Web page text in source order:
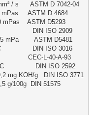
/ s      ASTM D 7042-04
ASTM D 4684
ASTM D5293
DIN ISO 2909
mPa        ASTM D5481
DIN ISO 3016
CEC-L-40-A-93
DIN ISO 2592
mg KOH/g   DIN ISO 3771
g/100g  DIN 51575